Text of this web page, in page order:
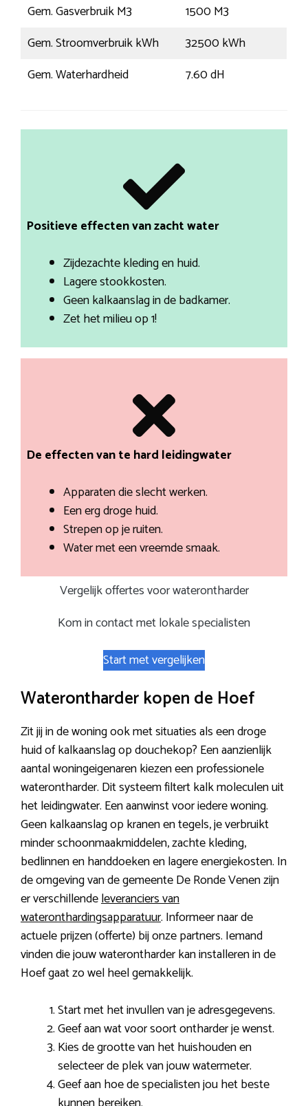
Gem. Gasverbruik M3
1500 M3
Gem. Stroomverbruik kWh
32500 kWh
Gem. Waterhardheid
7.60 dH
Positieve effecten van zacht water
Zijdezachte kleding en huid.
Lagere stookkosten.
Geen kalkaanslag in de badkamer.
Zet het milieu op 1!
De effecten van te hard leidingwater
Apparaten die slecht werken.
Een erg droge huid.
Strepen op je ruiten.
Water met een vreemde smaak.
Vergelijk offertes voor waterontharder
Kom in contact met lokale specialisten
Start met vergelijken
Waterontharder kopen de Hoef
Zit jij in de woning ook met situaties als een droge
huid of kalkaanslag op douchekop? Een aanzienlijk
aantal woningeigenaren kiezen een professionele
waterontharder. Dit systeem filtert kalk moleculen uit
het leidingwater. Een aanwinst voor iedere woning.
Geen kalkaanslag op kranen en tegels, je verbruikt
minder schoonmaakmiddelen, zachte kleding,
bedlinnen en handdoeken en lagere energiekosten. In
de omgeving van de gemeente De Ronde Venen zijn
er verschillendeleveranciers van
wateronthardingsapparatuur. Informeer naar de
actuele prijzen (offerte) bij onze partners. Iemand
vinden die jouw waterontharder kan installeren in de
Hoef gaat zo wel heel gemakkelijk.
Start met het invullen van je adresgegevens.
Geef aan wat voor soort ontharder je wenst.
Kies de grootte van het huishouden en
selecteer de plek van jouw watermeter.
Geef aan hoe de specialisten jou het beste